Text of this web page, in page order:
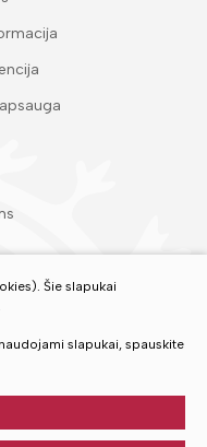
Šie slapukai
slapukai, spauskite